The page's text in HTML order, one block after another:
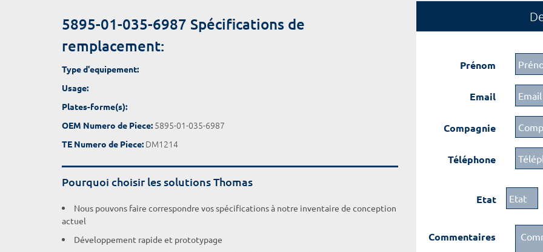
5895-01-035-6987 Spécifications de
remplacement:
Type d'equipement:
Usage:
Plates-forme(s):
OEM Numero de Piece: 5895-01-035-6987
TE Numero de Piece: DM1214
Pourquoi choisir les solutions Thomas
Nous pouvons faire correspondre vos spécifications à notre inventaire de conception
actuel
Développement rapide et prototypage
Prénom
Email
Compagnie
Téléphone
Etat
Commentaires